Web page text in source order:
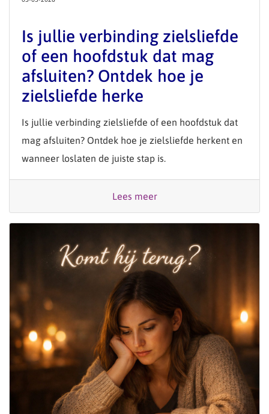
Is jullie verbinding zielsliefde
of een hoofdstuk dat mag
afsluiten? Ontdek hoe je
zielsliefde herke
Is jullie verbinding zielsliefde of een hoofdstuk dat
mag afsluiten? Ontdek hoe je zielsliefde herkent en
wanneer loslaten de juiste stap is.
Lees meer